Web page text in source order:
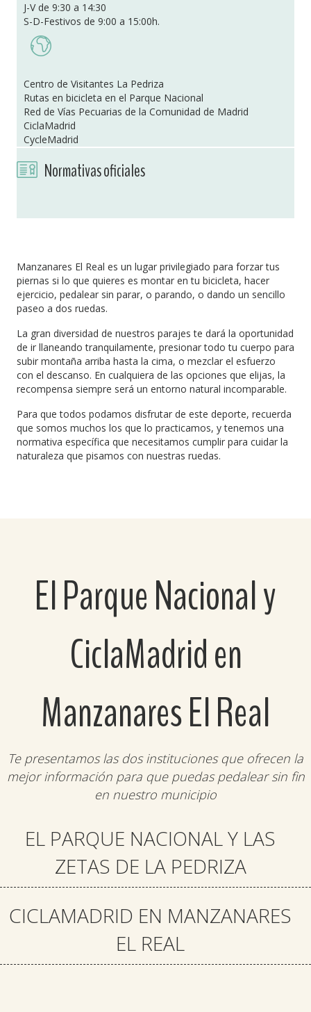
J-V de 9:30 a 14:30
S-D-Festivos de 9:00 a 15:00h.
Centro de Visitantes La Pedriza
Rutas en bicicleta en el Parque Nacional
Red de Vías Pecuarias de la Comunidad de Madrid
CiclaMadrid
CycleMadrid
Normativas oficiales
Manzanares El Real es un lugar privilegiado para forzar tus
piernas si lo que quieres es montar en tu bicicleta, hacer
ejercicio, pedalear sin parar, o parando, o dando un sencillo
paseo a dos ruedas.
La gran diversidad de nuestros parajes te dará la oportunidad
de ir llaneando tranquilamente, presionar todo tu cuerpo para
subir montaña arriba hasta la cima, o mezclar el esfuerzo
con el descanso. En cualquiera de las opciones que elijas, la
recompensa siempre será un entorno natural incomparable.
Para que todos podamos disfrutar de este deporte, recuerda
que somos muchos los que lo practicamos, y tenemos una
normativa específica que necesitamos cumplir para cuidar la
naturaleza que pisamos con nuestras ruedas.
El Parque Nacional y
CiclaMadrid en
Manzanares El Real
Te presentamos las dos instituciones que ofrecen la
mejor información para que puedas pedalear sin fin
en nuestro municipio
EL PARQUE NACIONAL Y LAS
ZETAS DE LA PEDRIZA
CICLAMADRID EN MANZANARES
EL REAL